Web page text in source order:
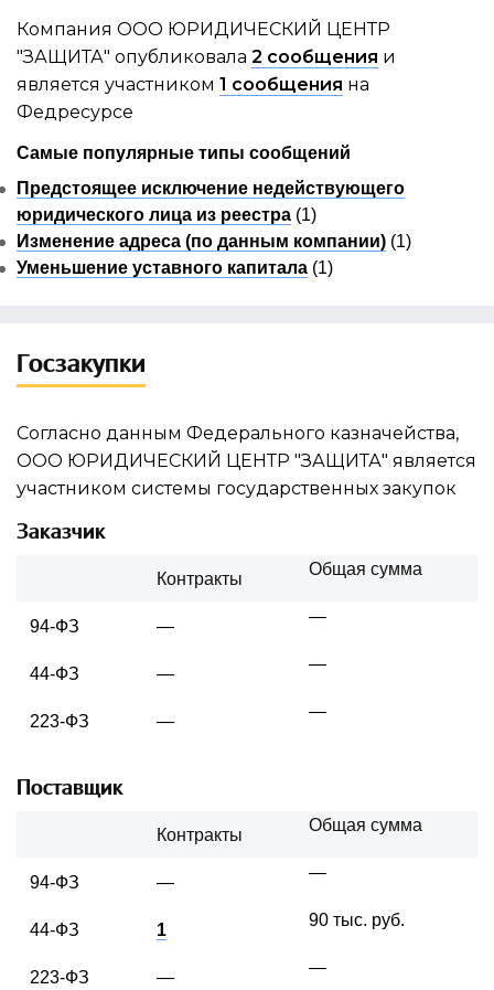
Компания ООО ЮРИДИЧЕСКИЙ ЦЕНТР
"ЗАЩИТА" опубликовала 2 сообщения и
является участником 1 сообщения на
Федресурсе
Самые популярные типы сообщений
Предстоящее исключение недействующего
юридического лица из реестра (1)
Изменение адреса (по данным компании) (1)
Уменьшение уставного капитала (1)
Госзакупки
Согласно данным Федерального казначейства,
ООО ЮРИДИЧЕСКИЙ ЦЕНТР "ЗАЩИТА" является
участником системы государственных закупок
Заказчик
Контракты
Общая сумма
94-ФЗ —
—
44-ФЗ —
—
223-ФЗ —
—
Поставщик
Контракты
Общая сумма
94-ФЗ —
—
44-ФЗ 1
90 тыс. руб.
223-ФЗ —
—